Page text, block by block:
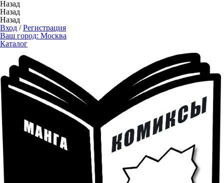
Назад
Назад
Назад
Вход /Регистрация
Ваш город: Москва
Каталог